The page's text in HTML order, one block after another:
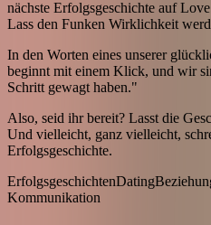
nächste Erfolgsgeschichte auf
Lass den Funken Wirklichkeit
In den Worten eines unserer
beginnt mit einem Klick, und wir
Schritt gewagt haben."
Also, seid ihr bereit? Lasst die
Und vielleicht, ganz vielleicht,
Erfolgsgeschichte.
ErfolgsgeschichtenDating
Kommunikation